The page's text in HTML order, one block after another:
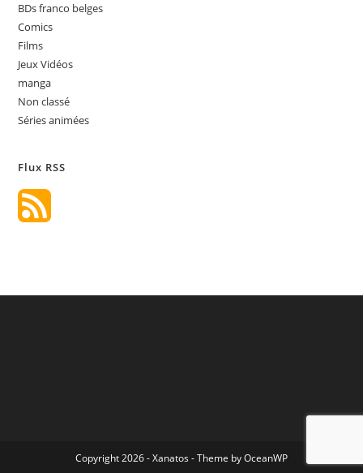
BDs franco belges
Comics
Films
Jeux Vidéos
manga
Non classé
Séries animées
Flux RSS
Copyright 2026 - Xanatos - Theme by OceanWP